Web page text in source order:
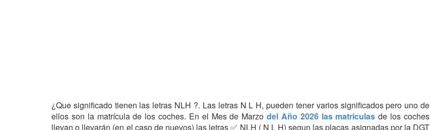
¿Que significado tienen las letras NLH ?. Las letras N L H, pueden tener varios significados pero uno de
ellos son la matrícula de los coches. En el Mes de Marzodel Año 2026 las matriculasde los coches
llevan o llevarán (en el caso de nuevos) las letras ✅ NLH ( N L H) segun las placas asignadas por la DGT